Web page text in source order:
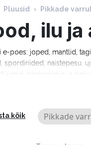
Pluusid › Pikkade
ilu
e-poes: joped, mantlid,
spordiriided, naistepesu,
Active, Denim
kõik Pikkade